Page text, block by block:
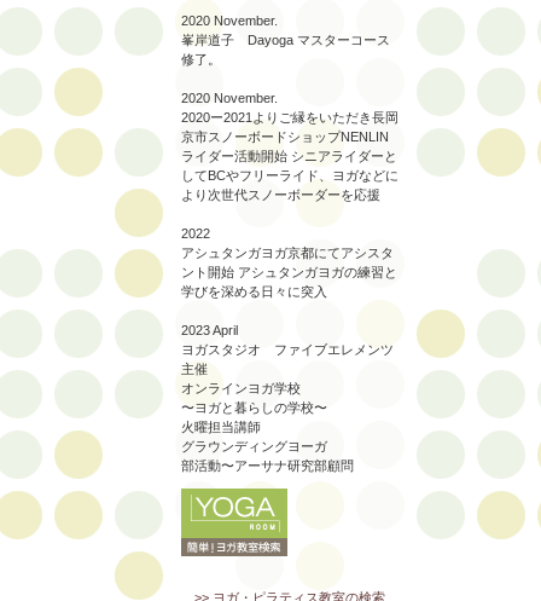
2020 November.
峯岸道子 Dayoga マスターコース
修了。
2020 November.
2020ー2021よりご縁をいただき長岡
京市スノーボードショップNENLIN
ライダー活動開始 シニアライダーと
してBCやフリーライド、ヨガなどに
より次世代スノーボーダーを応援
2022
アシュタンガヨガ京都にてアシスタ
ント開始 アシュタンガヨガの練習と
学びを深める日々に突入
2023 April
ヨガスタジオ ファイブエレメンツ
主催
オンラインヨガ学校
〜ヨガと暮らしの学校〜
火曜担当講師
グラウンディングヨーガ
部活動〜アーサナ研究部顧問
>> ヨガ・ピラティス教室の検索